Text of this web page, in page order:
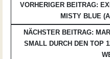
VORHERIGER BEITRAG:
MISTY BLUE
NÄCHSTER BEITRAG:
SMALL DURCH DEN TOP